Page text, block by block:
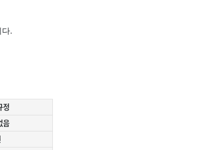
.
정
음